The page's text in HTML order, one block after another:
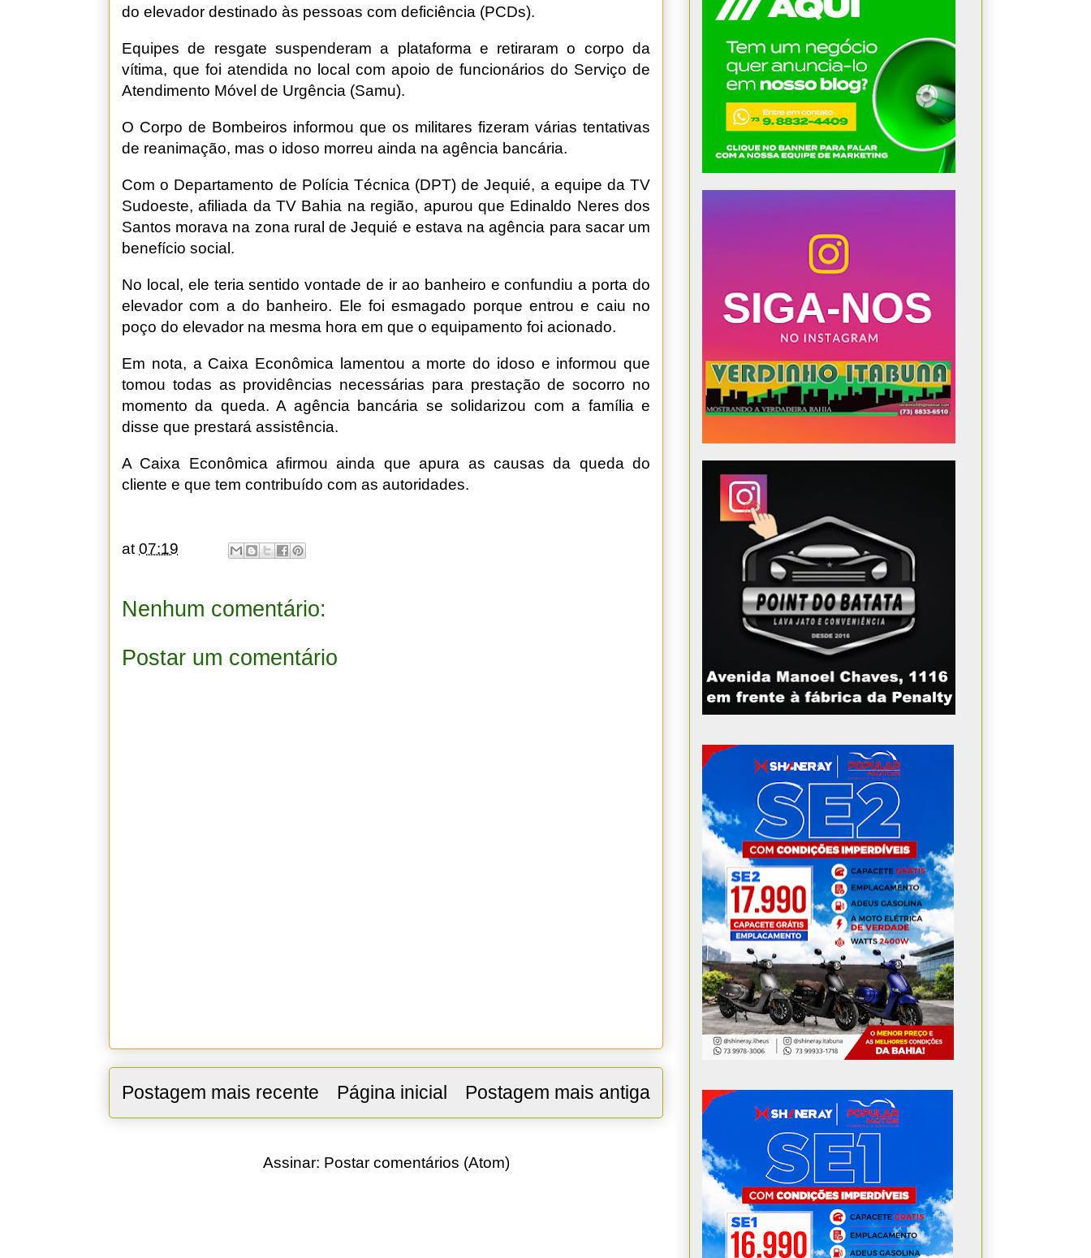
do elevador destinado às pessoas com deficiência (PCDs).
Equipes de resgate suspenderam a plataforma e retiraram o corpo da
vítima, que foi atendida no local com apoio de funcionários do Serviço de
Atendimento Móvel de Urgência (Samu).
O Corpo de Bombeiros informou que os militares fizeram várias tentativas
de reanimação, mas o idoso morreu ainda na agência bancária.
Com o Departamento de Polícia Técnica (DPT) de Jequié, a equipe da TV
Sudoeste, afiliada da TV Bahia na região, apurou que Edinaldo Neres dos
Santos morava na zona rural de Jequié e estava na agência para sacar um
benefício social.
No local, ele teria sentido vontade de ir ao banheiro e confundiu a porta do
elevador com a do banheiro. Ele foi esmagado porque entrou e caiu no
poço do elevador na mesma hora em que o equipamento foi acionado.
Em nota, a Caixa Econômica lamentou a morte do idoso e informou que
tomou todas as providências necessárias para prestação de socorro no
momento da queda. A agência bancária se solidarizou com a família e
disse que prestará assistência.
A Caixa Econômica afirmou ainda que apura as causas da queda do
cliente e que tem contribuído com as autoridades.
at07:19
Nenhum comentário:
Postar um comentário
Postagem mais recente Postagem mais antiga
Página inicial
Assinar: Postar comentários (Atom)